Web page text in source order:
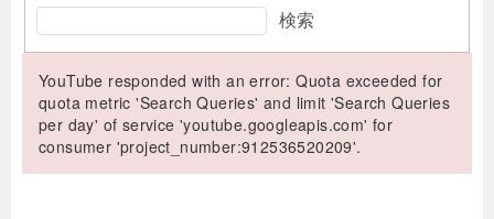
検索
YouTube responded with an error: Quota exceeded for
quota metric 'Search Queries' and limit 'Search Queries
per day' of service 'youtube.googleapis.com' for
consumer 'project_number:912536520209'.